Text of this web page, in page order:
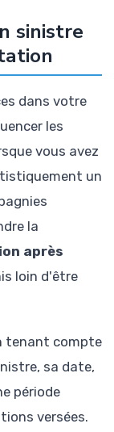
sinistre
dans votre
les
vous avez
un
la
après
loin d'être
tenant compte
sa date,
période
versées.